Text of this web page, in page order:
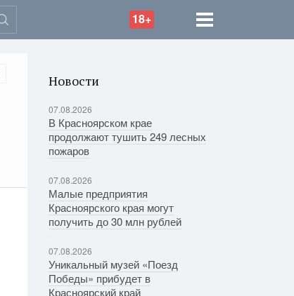
18+
Новости
07.08.2026
В Красноярском крае
продолжают тушить 249 лесных
пожаров
07.08.2026
Малые предприятия
Красноярского края могут
получить до 30 млн рублей
07.08.2026
Уникальный музей «Поезд
Победы» прибудет в
Красноярский край